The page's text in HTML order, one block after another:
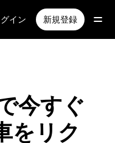
イン 新規登録
今すぐ
をリク